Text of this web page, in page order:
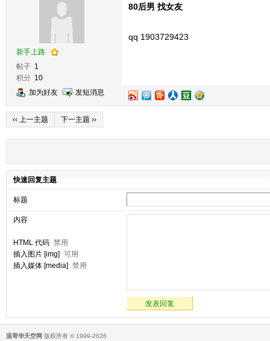
新手上路
帖子 1
积分 10
加为好友
发短消息
80后男 找女友
qq 1903729423
‹‹ 上一主题 下一主题 ››
快速回复主题
标题
内容
HTML 代码 禁用
插入图片 [img] 可用
插入媒体 [media] 禁用
发表回复
温哥华天空网 版权所有 © 1999-2026